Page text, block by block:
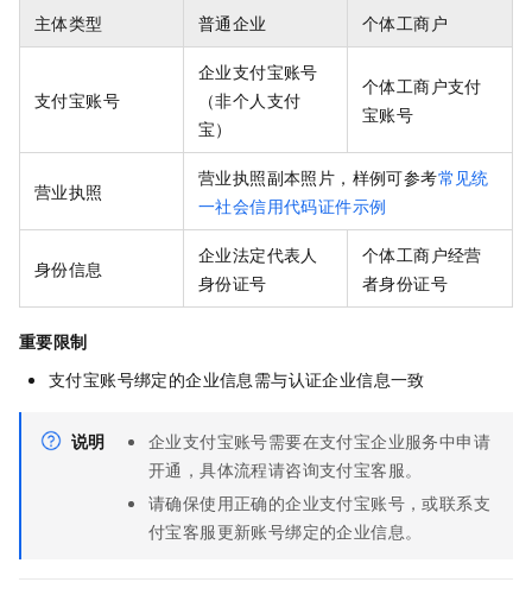
主体类型 普通企业 个体工商户
支付宝账号
企业支付宝账号
（非个人支付
宝）
个体工商户支付
宝账号
营业执照
营业执照副本照片，样例可参考常见统
一社会信用代码证件示例
身份信息
企业法定代表人
身份证号
个体工商户经营
者身份证号
重要限制
支付宝账号绑定的企业信息需与认证企业信息一致
说明
企业支付宝账号需要在支付宝企业服务中申请
开通，具体流程请咨询支付宝客服。
请确保使用正确的企业支付宝账号，或联系支
付宝客服更新账号绑定的企业信息。